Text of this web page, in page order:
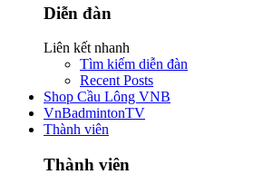
Diễn đàn
Liên kết nhanh
Tìm kiếm diễn đàn
Recent Posts
Shop Cầu Lông VNB
VnBadmintonTV
Thành viên
Thành viên